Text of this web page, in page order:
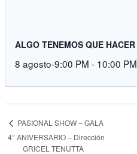
ALGO TENEMOS QUE HACER
8 agosto-9:00 PM - 10:00 PM
PASIONAL SHOW – GALA
4° ANIVERSARIO – Dirección
GRICEL TENUTTA